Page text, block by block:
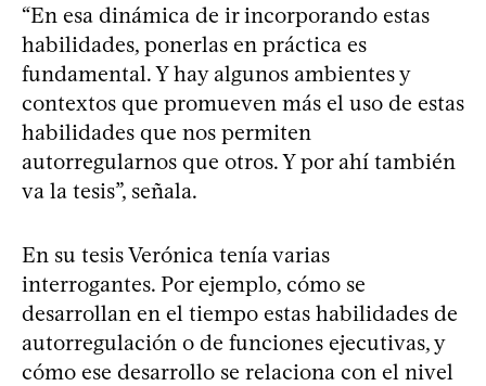
“En esa dinámica de ir incorporando estas
habilidades, ponerlas en práctica es
fundamental. Y hay algunos ambientes y
contextos que promueven más el uso de estas
habilidades que nos permiten
autorregularnos que otros. Y por ahí también
va la tesis”, señala.
En su tesis Verónica tenía varias
interrogantes. Por ejemplo, cómo se
desarrollan en el tiempo estas habilidades de
autorregulación o de funciones ejecutivas, y
cómo ese desarrollo se relaciona con el nivel